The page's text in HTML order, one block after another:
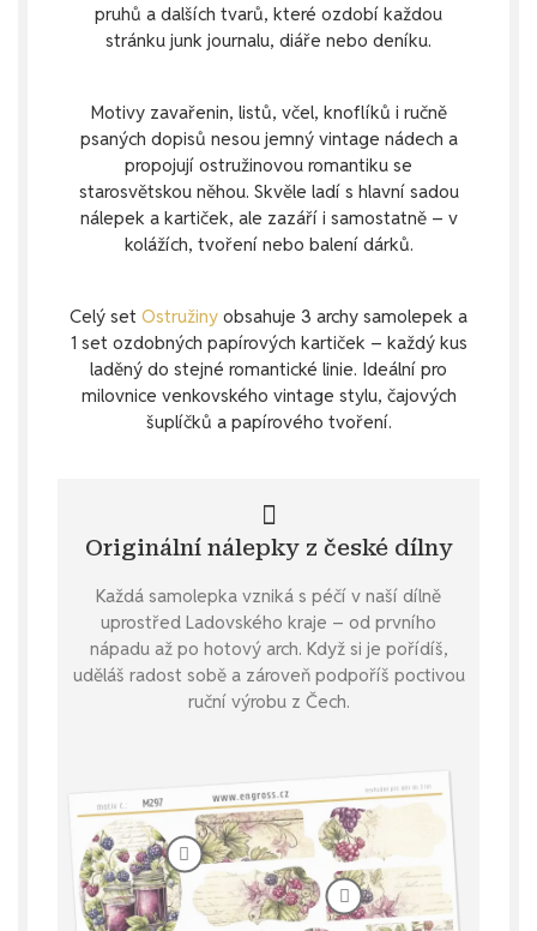
pruhů a dalších tvarů, které ozdobí každou
stránku junk journalu, diáře nebo deníku.
Motivy zavařenin, listů, včel, knoflíků i ručně
psaných dopisů nesou jemný vintage nádech a
propojují ostružinovou romantiku se
starosvětskou něhou. Skvěle ladí s hlavní sadou
nálepek a kartiček, ale zazáří i samostatně – v
kolážích, tvoření nebo balení dárků.
Celý set Ostružiny obsahuje 3 archy samolepek a
1 set ozdobných papírových kartiček – každý kus
laděný do stejné romantické linie. Ideální pro
milovnice venkovského vintage stylu, čajových
šuplíčků a papírového tvoření.
Originální nálepky z české dílny
Každá samolepka vzniká s péčí v naší dílně
uprostřed Ladovského kraje – od prvního
nápadu až po hotový arch. Když si je pořídíš,
uděláš radost sobě a zároveň podpoříš poctivou
ruční výrobu z Čech.